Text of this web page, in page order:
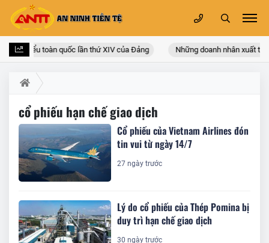
đại biểu toàn quốc lần thứ XIV của Đảng Những doanh nhân xuất
cổ phiếu hạn chế giao dịch
Cổ phiếu của Vietnam Airlines đón
tin vui từ ngày 14/7
27 ngày trước
Lý do cổ phiếu của Thép Pomina bị
duy trì hạn chế giao dịch
30 ngày trước